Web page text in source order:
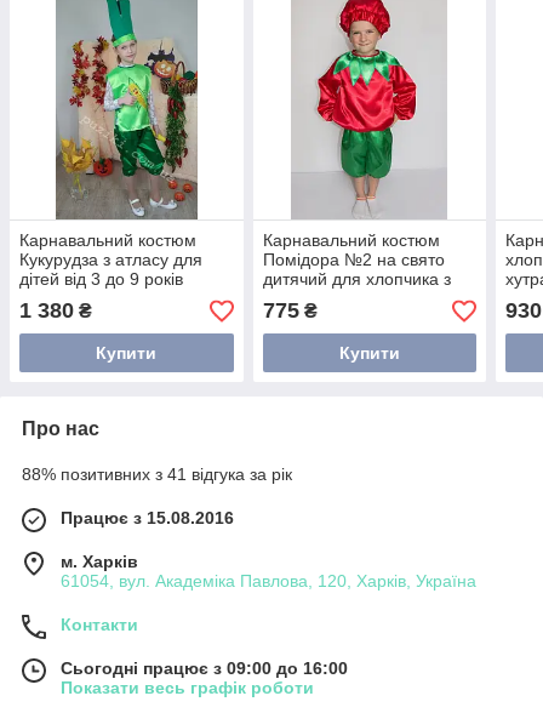
Карнавальний костюм
Кукурудза з атласу для
дітей від 3 до 9 років
1 380 ₴
Купити
Карнавальний костюм
Помідора №2 на свято
дитячий для хлопчика з
атласу 3-4 років
775₴
Купити
930
Про нас
88% позитивних з 41 відгука за рік
Працює з 15.08.2016
м. Харків
61054, вул. Академіка Павлова, 120, Харків, Україна
Контакти
Сьогодні працює з 09:00 до 16:00
Показати весь графік роботи